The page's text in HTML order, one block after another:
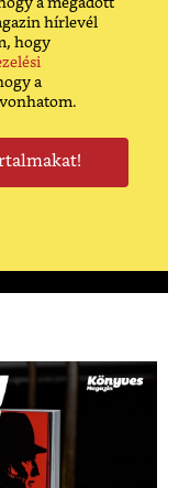
a megadott
hírlevél
hogy
a